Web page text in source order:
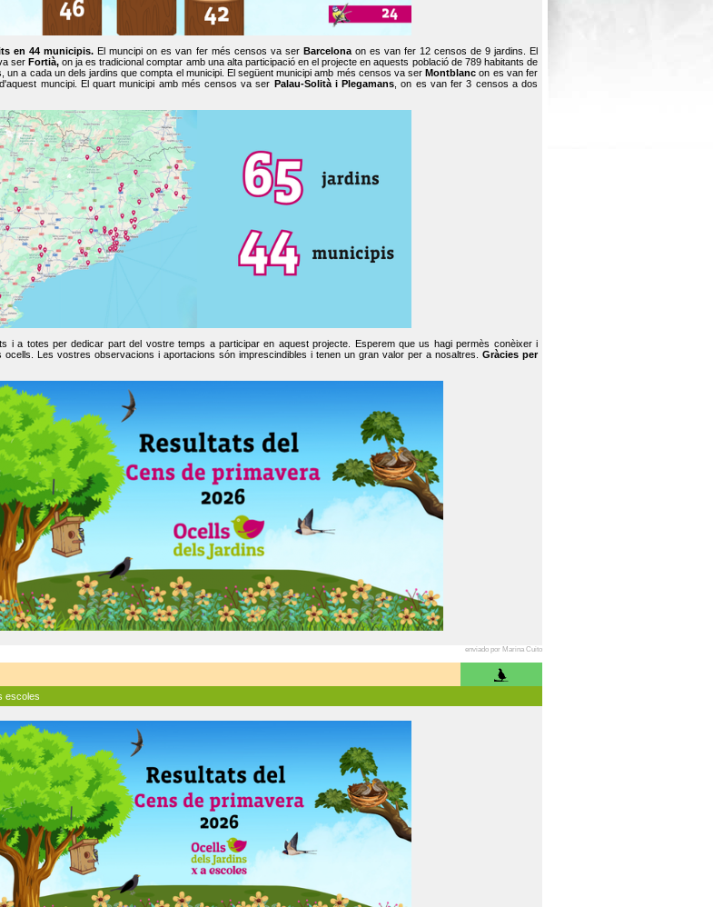
en 44 municipis. El muncipi on es van fer més censos va ser Barcelonaon es van fer 12 censos de 9 jardins. El
ser Fortià, on ja es tradicional comptar amb una alta participació en el projecte en aquests població de 789 habitants de
un a cada un dels jardins que compta el municipi. El següent municipi amb més censos va serMontblanc on es van fer
muncipi. El quart municipi amb més censos va ser Palau-Solità i Plegamans , on es van fer 3 censos a dos
i a totes per dedicar part del vostre temps a participar en aquest projecte. Esperem que us hagi permès conèixer i
Les vostres observacions i aportacions són imprescindibles i tenen un gran valor per a nosaltres. Gràcies per
enviado por Marina Cuito
escoles